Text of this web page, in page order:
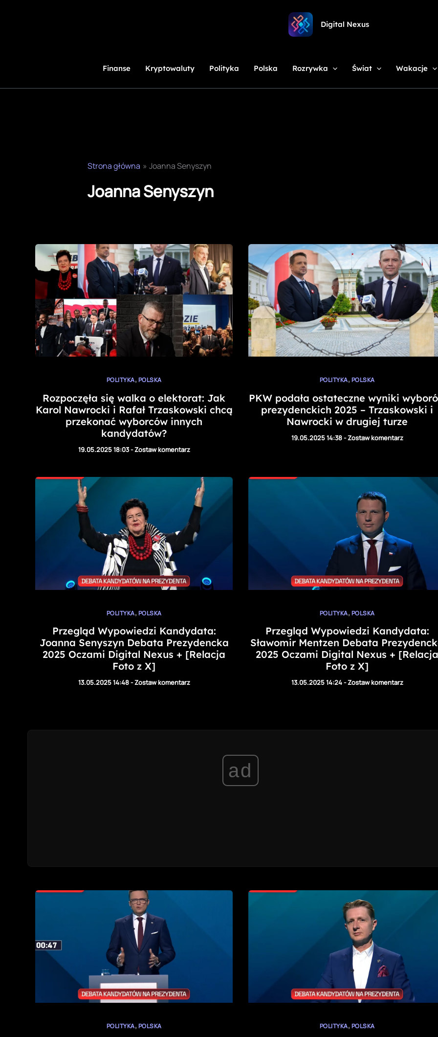
Digital Nexus
Finanse Kryptowaluty Polityka Polska Rozrywka Świat Wakacje
Strona główna Joanna Senyszyn
Joanna Senyszyn
POLITYKA,POLSKA
Rozpoczęła się walka o elektorat: Jak
Karol Nawrocki i Rafał Trzaskowski chcą
przekonać wyborców innych
kandydatów?
19.05.2025 18:03-Zostaw komentarz
POLITYKA,POLSKA
PKW podała ostateczne wyniki
prezydenckich 2025 – Trzaskowski i
Nawrocki w drugiej turze
19.05.2025 14:38-Zostaw komentarz
POLITYKA,POLSKA
Przegląd Wypowiedzi Kandydata:
Joanna Senyszyn Debata Prezydencka
2025 Oczami Digital Nexus + [Relacja
Foto z X]
13.05.2025 14:48-Zostaw komentarz
POLITYKA,POLSKA
Przegląd Wypowiedzi Kandydata:
Sławomir Mentzen Debata
2025 Oczami Digital Nexus + [Relacja
Foto z X]
13.05.2025 14:24-Zostaw komentarz
ad
POLITYKA,POLSKA POLITYKA,POLSKA